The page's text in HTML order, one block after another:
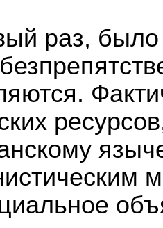
раз,